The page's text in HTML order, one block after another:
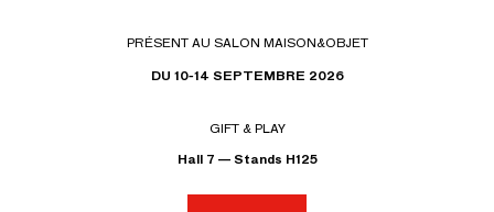
PRÉSENT AU SALON MAISON&OBJET
DU 10-14 SEPTEMBRE 2026
GIFT & PLAY
Hall 7 — Stands H125